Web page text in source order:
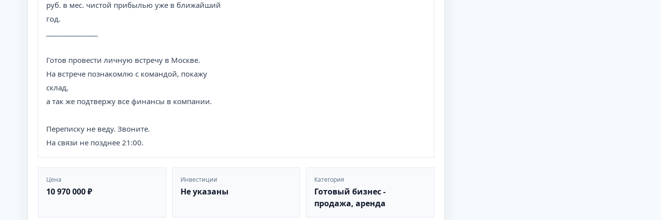
руб. в мес. чистой прибылью уже в ближайший
год.
Готов провести личную встречу в Москве.
На встрече познакомлю с командой, покажу
склад,
а так же подтвержу все финансы в компании.
Переписку не веду. Звоните.
На связи не позднее 21:00.
Цена
10 970 000 ₽
Инвестиции
Не указаны
Категория
Готовый бизнес -
продажа, аренда